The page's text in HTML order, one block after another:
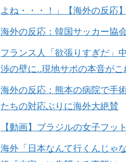
よね・・・！」【海外の反応】
海外の反応：韓国サッカー協
フランス人「欲張りすぎだ」
渉の壁に..現地サポの本音がこ
海外の反応：熊本の病院で手
たちの対応ぶりに海外大絶賛
【動画】ブラジルの女子フッ
海外「日本なんて行くんじゃ